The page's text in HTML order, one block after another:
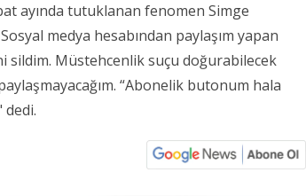
ayında tutuklanan fenomen Simge
medya hesabından paylaşım yapan
sildim. Müstehcenlik suçu doğurabilecek
“Abonelik butonum hala
dedi.